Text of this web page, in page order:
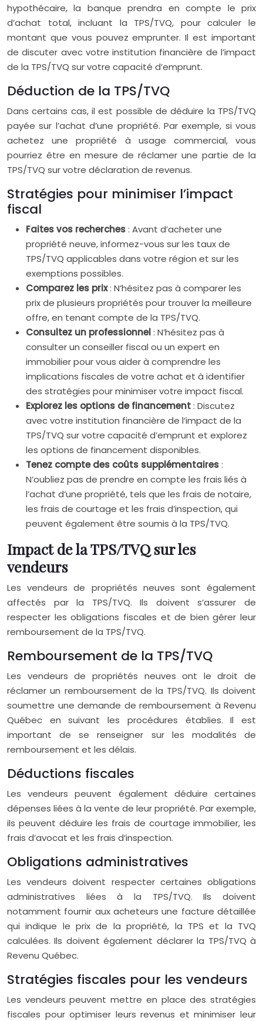
hypothécaire, la banque prendra en compte le prix
d’achat total, incluant la TPS/TVQ, pour calculer le
montant que vous pouvez emprunter. Il est important
de discuter avec votre institution financière de l’impact
de la TPS/TVQ sur votre capacité d’emprunt.
Déduction de la TPS/TVQ
Dans certains cas, il est possible de déduire la TPS/TVQ
payée sur l’achat d’une propriété. Par exemple, si vous
achetez une propriété à usage commercial, vous
pourriez être en mesure de réclamer une partie de la
TPS/TVQ sur votre déclaration de revenus.
Stratégies pour minimiser l’impact
fiscal
Faites vos recherches: Avant d’acheter une
propriété neuve, informez-vous sur les taux de
TPS/TVQ applicables dans votre région et sur les
exemptions possibles.
Comparez les prix: N’hésitez pas à comparer les
prix de plusieurs propriétés pour trouver la meilleure
offre, en tenant compte de la TPS/TVQ.
Consultez un professionnel: N’hésitez pas à
consulter un conseiller fiscal ou un expert en
immobilier pour vous aider à comprendre les
implications fiscales de votre achat et à identifier
des stratégies pour minimiser votre impact fiscal.
Explorez les options de financement: Discutez
avec votre institution financière de l’impact de la
TPS/TVQ sur votre capacité d’emprunt et explorez
les options de financement disponibles.
Tenez compte des coûts supplémentaires:
N’oubliez pas de prendre en compte les frais liés à
l’achat d’une propriété, tels que les frais de notaire,
les frais de courtage et les frais d’inspection, qui
peuvent également être soumis à la TPS/TVQ.
Impact de la TPS/TVQ sur les
vendeurs
Les vendeurs de propriétés neuves sont également
affectés par la TPS/TVQ. Ils doivent s’assurer de
respecter les obligations fiscales et de bien gérer leur
remboursement de la TPS/TVQ.
Remboursement de la TPS/TVQ
Les vendeurs de propriétés neuves ont le droit de
réclamer un remboursement de la TPS/TVQ. Ils doivent
soumettre une demande de remboursement à Revenu
Québec en suivant les procédures établies. Il est
important de se renseigner sur les modalités de
remboursement et les délais.
Déductions fiscales
Les vendeurs peuvent également déduire certaines
dépenses liées à la vente de leur propriété. Par exemple,
ils peuvent déduire les frais de courtage immobilier, les
frais d’avocat et les frais d’inspection.
Obligations administratives
Les vendeurs doivent respecter certaines obligations
administratives liées à la TPS/TVQ. Ils doivent
notamment fournir aux acheteurs une facture détaillée
qui indique le prix de la propriété, la TPS et la TVQ
calculées. Ils doivent également déclarer la TPS/TVQ à
Revenu Québec.
Stratégies fiscales pour les vendeurs
Les vendeurs peuvent mettre en place des stratégies
fiscales pour optimiser leurs revenus et minimiser leur